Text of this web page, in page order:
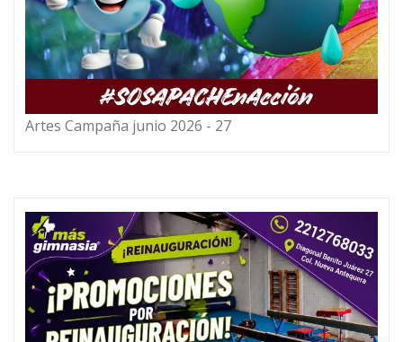
Artes Campaña junio 2026 - 27